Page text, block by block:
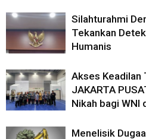
Silahturahmi
Tekankan
Humanis
Akses Keadilan
JAKARTA
Nikah bagi WNI
Menelisik